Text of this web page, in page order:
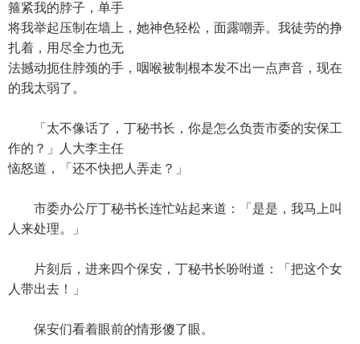
箍紧我的脖子，单手
将我举起压制在墙上，她神色轻松，面露嘲弄。我徒劳的挣
扎着，用尽全力也无
法撼动扼住脖颈的手，咽喉被制根本发不出一点声音，现在
的我太弱了。
「太不像话了，丁秘书长，你是怎么负责市委的安保工
作的？」人大李主任
恼怒道，「还不快把人弄走？」
市委办公厅丁秘书长连忙站起来道：「是是，我马上叫
人来处理。」
片刻后，进来四个保安，丁秘书长吩咐道：「把这个女
人带出去！」
保安们看着眼前的情形傻了眼。